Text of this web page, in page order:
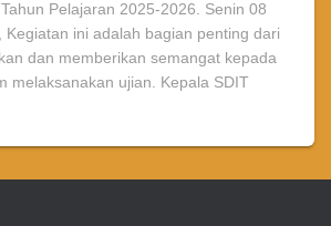
Pelajaran 2025-2026. Senin 08
Kegiatan ini adalah bagian penting dari
dan memberikan semangat kepada
melaksanakan ujian. Kepala SDIT